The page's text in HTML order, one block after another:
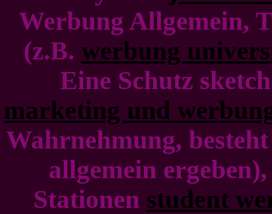
Werbung Allgemein,
(z.B. werbung
Eine Schutz
marketing und
Wahrnehmung,
allgemein
Stationen student